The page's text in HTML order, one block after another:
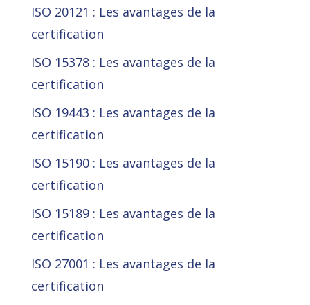
ISO 20121 : Les avantages de la
certification
ISO 15378 : Les avantages de la
certification
ISO 19443 : Les avantages de la
certification
ISO 15190 : Les avantages de la
certification
ISO 15189 : Les avantages de la
certification
ISO 27001 : Les avantages de la
certification